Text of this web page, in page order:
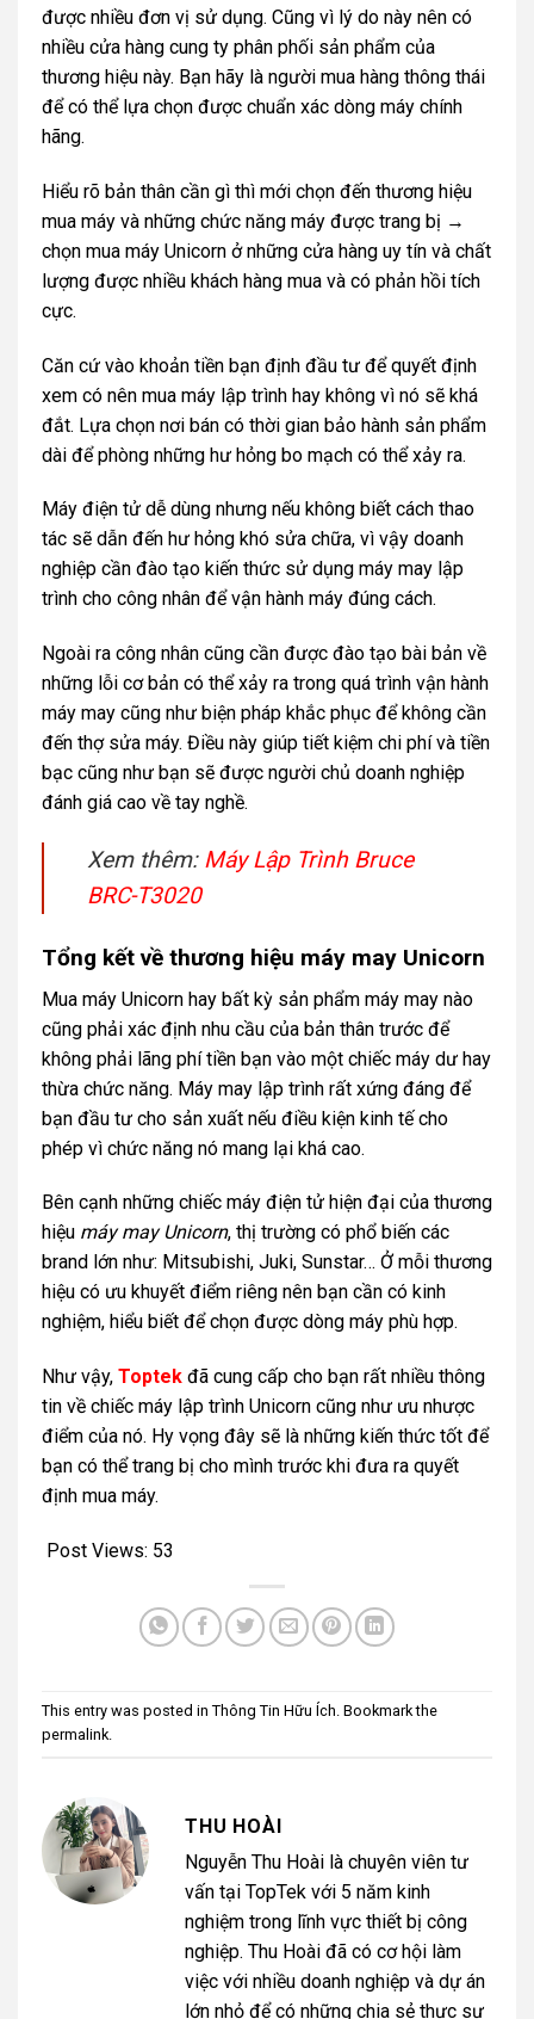
được nhiều đơn vị sử dụng. Cũng vì lý do này nên có
nhiều cửa hàng cung ty phân phối sản phẩm của
thương hiệu này. Bạn hãy là người mua hàng thông thái
để có thể lựa chọn được chuẩn xác dòng máy chính
hãng.
Hiểu rõ bản thân cần gì thì mới chọn đến thương hiệu
mua máy và những chức năng máy được trang bị →
chọn mua máy Unicorn ở những cửa hàng uy tín và chất
lượng được nhiều khách hàng mua và có phản hồi tích
cực.
Căn cứ vào khoản tiền bạn định đầu tư để quyết định
xem có nên mua máy lập trình hay không vì nó sẽ khá
đắt. Lựa chọn nơi bán có thời gian bảo hành sản phẩm
dài để phòng những hư hỏng bo mạch có thể xảy ra.
Máy điện tử dễ dùng nhưng nếu không biết cách thao
tác sẽ dẫn đến hư hỏng khó sửa chữa, vì vậy doanh
nghiệp cần đào tạo kiến thức sử dụng máy may lập
trình cho công nhân để vận hành máy đúng cách.
Ngoài ra công nhân cũng cần được đào tạo bài bản về
những lỗi cơ bản có thể xảy ra trong quá trình vận hành
máy may cũng như biện pháp khắc phục để không cần
đến thợ sửa máy. Điều này giúp tiết kiệm chi phí và tiền
bạc cũng như bạn sẽ được người chủ doanh nghiệp
đánh giá cao về tay nghề.
Xem thêm: Máy Lập Trình Bruce
BRC-T3020
Tổng kết về thương hiệu máy may Unicorn
Mua máy Unicorn hay bất kỳ sản phẩm máy may nào
cũng phải xác định nhu cầu của bản thân trước để
không phải lãng phí tiền bạn vào một chiếc máy dư hay
thừa chức năng. Máy may lập trình rất xứng đáng để
bạn đầu tư cho sản xuất nếu điều kiện kinh tế cho
phép vì chức năng nó mang lại khá cao.
Bên cạnh những chiếc máy điện tử hiện đại của thương
hiệu máy may Unicorn, thị trường có phổ biến các
brand lớn như: Mitsubishi, Juki, Sunstar… Ở mỗi thương
hiệu có ưu khuyết điểm riêng nên bạn cần có kinh
nghiệm, hiểu biết để chọn được dòng máy phù hợp.
Như vậy, Toptek đã cung cấp cho bạn rất nhiều thông
tin về chiếc máy lập trình Unicorn cũng như ưu nhược
điểm của nó. Hy vọng đây sẽ là những kiến thức tốt để
bạn có thể trang bị cho mình trước khi đưa ra quyết
định mua máy.
Post Views: 53
This entry was posted in Thông Tin Hữu Ích. Bookmark the
permalink.
THU HOÀI
Nguyễn Thu Hoài là chuyên viên tư
vấn tại TopTek với 5 năm kinh
nghiệm trong lĩnh vực thiết bị công
nghiệp. Thu Hoài đã có cơ hội làm
việc với nhiều doanh nghiệp và dự án
lớn nhỏ để có những chia sẻ thực sự